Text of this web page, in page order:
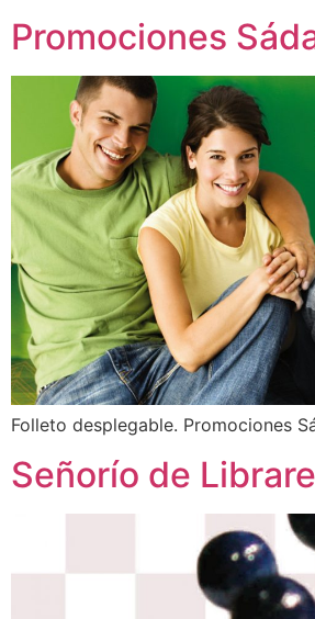
Promociones
Folleto desplegable. Promociones
Señorío de